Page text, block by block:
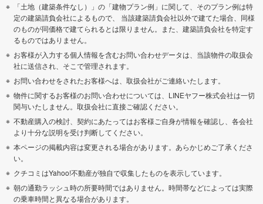
「土地（建築条件なし）」の「建物プラン例」に関して、そのプラン例は特
定の建築請負会社によるもので、 当該建築請負会社以外で建てた場合、同様
のものが同価格で建てられるとは限りません。また、建築請負会社を特定す
るものではありません。
お客様が入力する個人情報を含むお問い合わせデータは、当該物件の取扱会
社に送信され、そこで管理されます。
お問い合わせをされたお客様へは、取扱会社がご連絡いたします。
物件に関するお客様のお問い合わせについては、LINEヤフー株式会社は一切
関与いたしません。取扱会社に直接ご確認ください。
不動産購入の検討、契約にあたってはお客様ご自身が情報を確認し、各会社
より十分な説明を受け判断してください。
本ページの掲載内容は変更される場合があります。あらかじめご了承くださ
い。
クチコミはYahoo!不動産が独自で収集したものを表示しています。
朝の通勤ラッシュ時の所要時間ではありません。時間帯などによっては実際
の乗車時間と異なる場合があります。